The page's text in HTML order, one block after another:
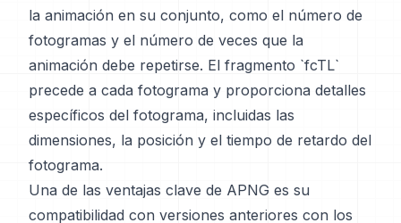
la animación en su conjunto, como el número de
fotogramas y el número de veces que la
animación debe repetirse. El fragmento `fcTL`
precede a cada fotograma y proporciona detalles
específicos del fotograma, incluidas las
dimensiones, la posición y el tiempo de retardo del
fotograma.
Una de las ventajas clave de APNG es su
compatibilidad con versiones anteriores con los